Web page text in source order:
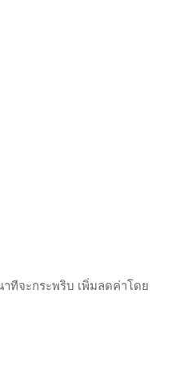
ทีจะกระพริบ เพิ่มลดค่าโดย